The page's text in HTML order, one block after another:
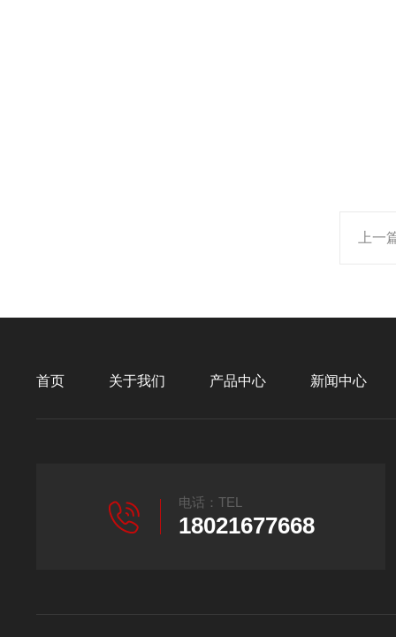
上一
首页 关于我们 产品中心 新闻中心
电话：TEL
18021677668